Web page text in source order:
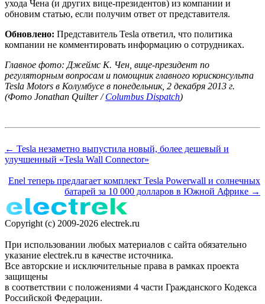
ухода Чена (и других вице-президентов) из компании и
обновим статью, если получим ответ от представителя.
Обновлено: Представитель Tesla ответил, что политика
компании не комментировать информацию о сотрудниках.
Главное фото: Джеймс К. Чен, вице-президент по
регуляторным вопросам и помощник главного юрисконсульта
Tesla Motors в Колумбусе в понедельник, 2 декабря 2013 г.
(Фото Jonathan Quilter /Columbus Dispatch)
← Tesla незаметно выпустила новый, более дешевый и
улучшенный «Tesla Wall Connector»
Enel теперь предлагает комплект Tesla Powerwall и солнечных
батарей за 10 000 долларов в Южной Африке →
Copyright (c) 2009-2026 electrek.ru
При использовании любых материалов с сайта обязательно
указание electrek.ru в качестве источника.
Все авторские и исключительные права в рамках проекта
защищены
в соответствии с положениями 4 части Гражданского Кодекса
Российской Федерации.